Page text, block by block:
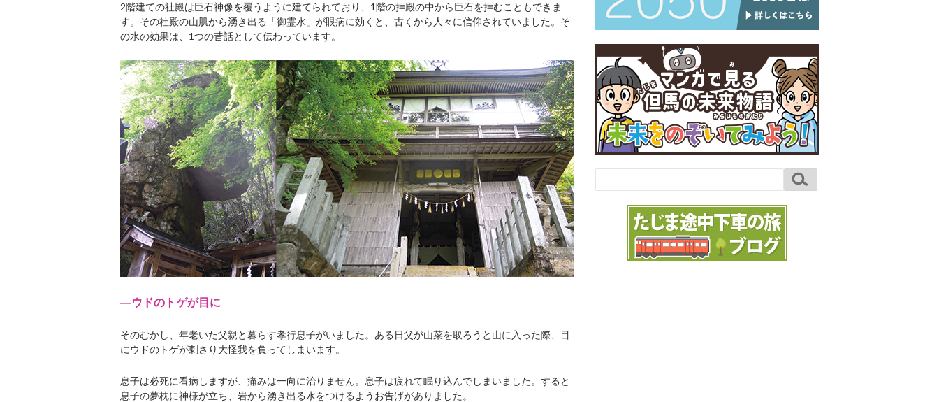
2階建ての社殿は巨石神像を覆うように建てられており、1階の拝殿の中から巨石を拝むこともできま
す。その社殿の山肌から湧き出る「御霊水」が眼病に効くと、古くから人々に信仰されていました。そ
の水の効果は、1つの昔話として伝わっています。
―ウドのトゲが目に
そのむかし、年老いた父親と暮らす孝行息子がいました。ある日父が山菜を取ろうと山に入った際、目
にウドのトゲが刺さり大怪我を負ってしまいます。
息子は必死に看病しますが、痛みは一向に治りません。息子は疲れて眠り込んでしまいました。すると
息子の夢枕に神様が立ち、岩から湧き出る水をつけるようお告げがありました。